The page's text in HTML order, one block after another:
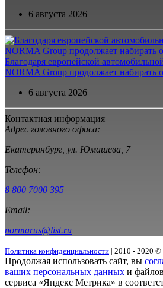
6 августа 2026
Благодаря европейской
NORMA Group продолжает набирать
6 августа 2026
Контактная информация
Адрес головного офиса:
Екатеринбург, ул. Юмашева, 7
Телефон:
8 800 7000 395
Email:
normarus@list.ru
Политика конфиденциальности | 2010 - 2020
Продолжая использовать сайт, вы
ваших персональных данных и
сервиса «Яндекс Метрика» в